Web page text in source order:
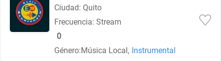
Ciudad: Quito
Frecuencia: Stream
0
Género:Música Local, Instrumental